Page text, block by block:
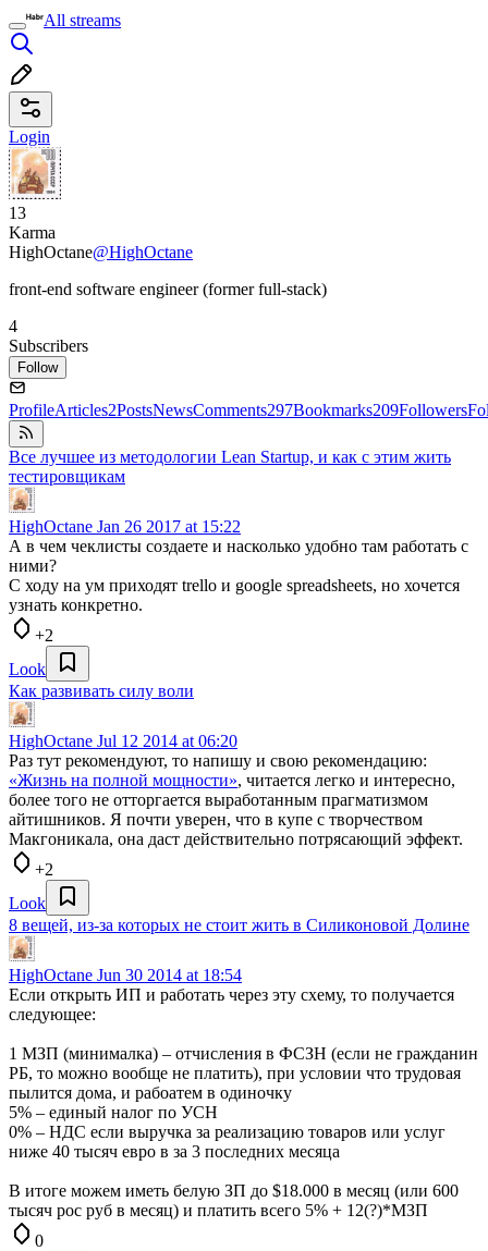
All streams
Login
13
Karma
HighOctane@HighOctane
front-end software engineer (former full-stack)
4
Subscribers
Follow
ProfileArticles2PostsNewsComments297Bookmarks209Followers
Все лучшее из методологии Lean Startup, и как с этим жить
тестировщикам
HighOctane Jan 26 2017 at 15:22
А в чем чеклисты создаете и насколько удобно там работать с
ними?
С ходу на ум приходят trello и google spreadsheets, но хочется
узнать конкретно.
+2
Look
Как развивать силу воли
HighOctane Jul 12 2014 at 06:20
Раз тут рекомендуют, то напишу и свою рекомендацию:
«Жизнь на полной мощности», читается легко и интересно,
более того не отторгается выработанным прагматизмом
айтишников. Я почти уверен, что в купе с творчеством
Макгоникала, она даст действительно потрясающий эффект.
+2
Look
8 вещей, из-за которых не стоит жить в Силиконовой Долине
HighOctane Jun 30 2014 at 18:54
Если открыть ИП и работать через эту схему, то получается
следующее:
1 МЗП (минималка) – отчисления в ФСЗН (если не гражданин
РБ, то можно вообще не платить), при условии что трудовая
пылится дома, и рабоатем в одиночку
5% – единый налог по УСН
0% – НДС если выручка за реализацию товаров или услуг
ниже 40 тысяч евро в за 3 последних месяца
В итоге можем иметь белую ЗП до $18.000 в месяц (или 600
тысяч рос руб в месяц) и платить всего 5% + 12(?)*МЗП
0